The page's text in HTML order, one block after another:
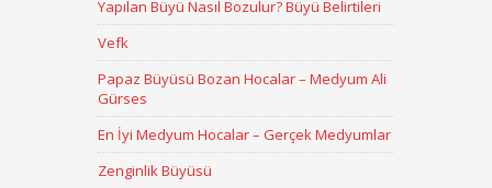
Yapılan Büyü Nasıl Bozulur? Büyü Belirtileri
Vefk
Papaz Büyüsü Bozan Hocalar – Medyum Ali
Gürses
En İyi Medyum Hocalar – Gerçek Medyumlar
Zenginlik Büyüsü